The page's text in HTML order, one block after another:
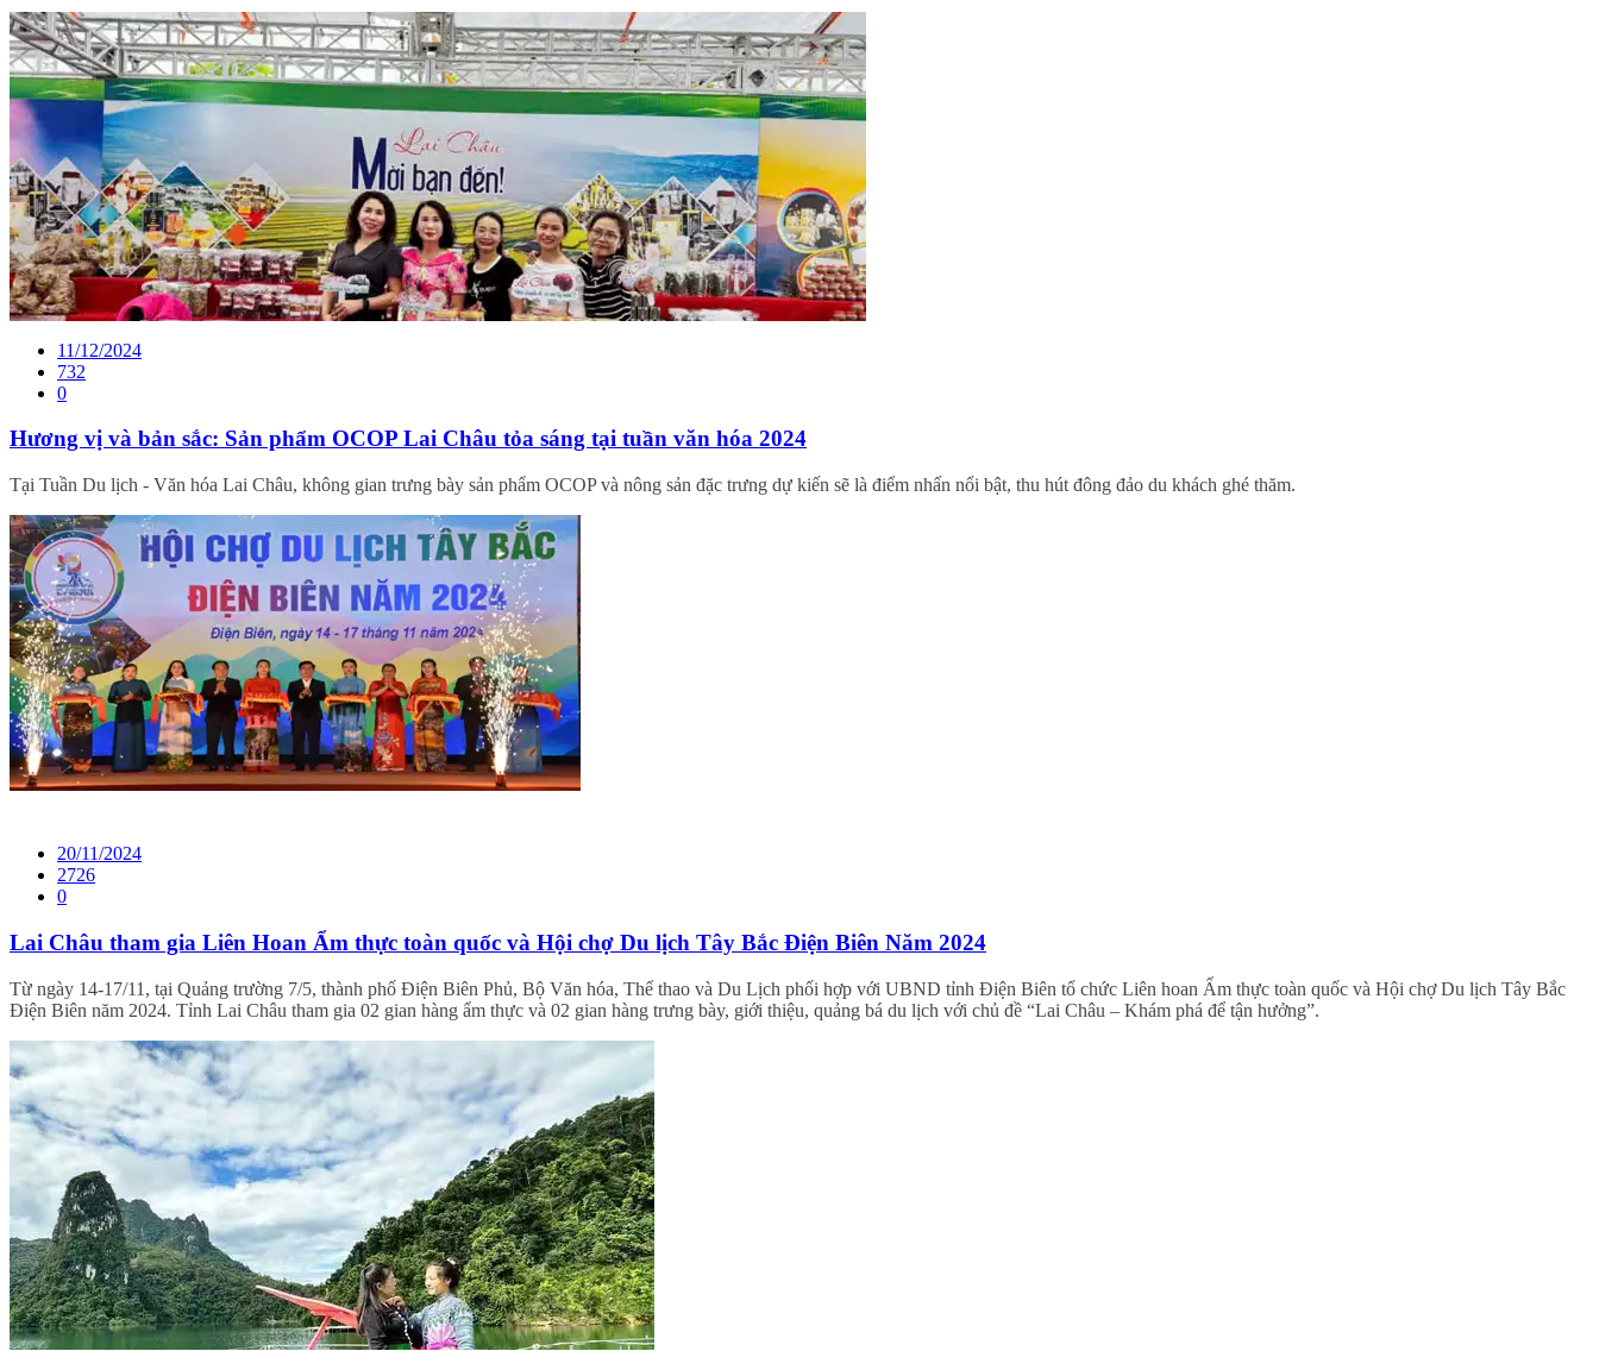
11/12/2024
732
0
Hương vị và bản sắc: Sản phẩm OCOP Lai Châu tỏa sáng tại tuần văn hóa 2024
Tại Tuần Du lịch - Văn hóa Lai Châu, không gian trưng bày sản phẩm OCOP và nông sản đặc trưng dự kiến sẽ là điểm nhấn nổi bật, thu hút đông đảo du khách ghé thăm.
20/11/2024
2726
0
Lai Châu tham gia Liên Hoan Ẩm thực toàn quốc và Hội chợ Du lịch Tây Bắc Điện Biên Năm 2024
Từ ngày 14-17/11, tại Quảng trường 7/5, thành phố Điện Biên Phủ, Bộ Văn hóa, Thể thao và Du Lịch phối hợp với UBND tỉnh Điện Biên tổ chức Liên hoan Ẩm thực toàn quốc và Hội chợ Du lịch Tây Bắc
Điện Biên năm 2024. Tỉnh Lai Châu tham gia 02 gian hàng ẩm thực và 02 gian hàng trưng bày, giới thiệu, quảng bá du lịch với chủ đề “Lai Châu – Khám phá để tận hưởng”.